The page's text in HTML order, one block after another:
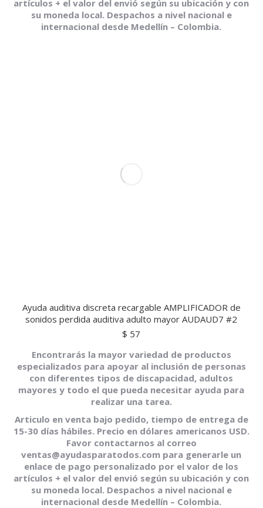
artículos + el valor del envió según su ubicación y con
su moneda local. Despachos a nivel nacional e
internacional desde Medellín – Colombia.
Ayuda auditiva discreta recargable AMPLIFICADOR de
sonidos perdida auditiva adulto mayor AUDAUD7 #2
$ 57
Encontrarás la mayor variedad de productos
especializados para apoyar al inclusión de personas
con diferentes tipos de discapacidad, adultos
mayores y todo el que pueda necesitar ayuda para
realizar una tarea.
Articulo en venta bajo pedido, tiempo de entrega de
15-30 días hábiles. Precio en dólares americanos USD.
Favor contactarnos al correo
ventas@ayudasparatodos.com para generarle un
enlace de pago personalizado por el valor de los
artículos + el valor del envió según su ubicación y con
su moneda local. Despachos a nivel nacional e
internacional desde Medellín – Colombia.